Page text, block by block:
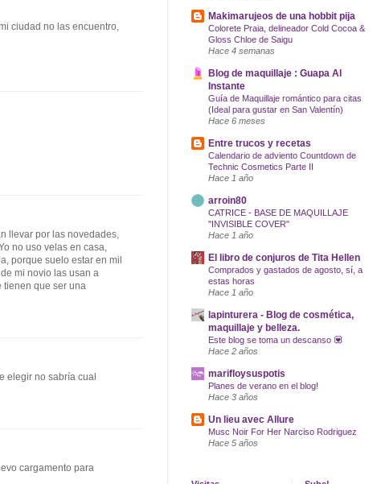
ciudad no las encuentro,
llevar por las novedades,
no uso velas en casa,
porque suelo estar en mil
mi novio las usan a
tienen que ser una
elegir no sabría cual
cargamento para
Makimarujeos de una hobbit pija
Colorete Praia, delineador Cold Cocoa &
Gloss Chloe de Saigu
Hace 4 semanas
Blog de maquillaje : Guapa Al
Instante
Guía de Maquillaje romántico para citas
(Ideal para gustar en San Valentín)
Hace 6 meses
Entre trucos y recetas
Calendario de adviento Countdown de
Technic Cosmetics Parte II
Hace 1 año
arroin80
CATRICE - BASE DE MAQUILLAJE
"INVISIBLE COVER"
Hace 1 año
El libro de conjuros de Tita Hellen
Comprados y gastados de agosto, sí, a
estas horas
Hace 1 año
lapinturera - Blog de cosmética,
maquillaje y belleza.
Este blog se toma un descanso 💟
Hace 2 años
marifloysuspotis
Planes de verano en el blog!
Hace 3 años
Un lieu avec Allure
Musc Noir For Her Narciso Rodriguez
Hace 5 años